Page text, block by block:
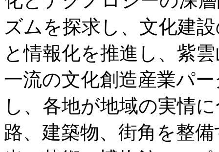
ズムを探求し、文化建
と情報化を推進し、紫
一流の文化創造産業パ
し、各地が地域の実情
路、建築物、街角を整